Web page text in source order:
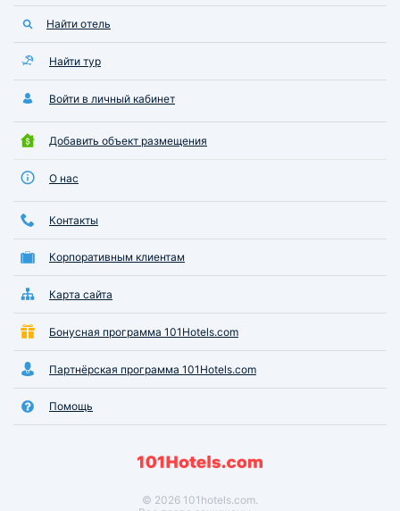
возникло, зато
кофе.
Найти отель
Найти тур
Войти в личный кабинет
Добавить объект размещения
О нас
Контакты
Корпоративным клиентам
Карта сайта
Бонусная программа 101Hotels.com
Партнёрская программа 101Hotels.com
Помощь
© 2026 101hotels.com.